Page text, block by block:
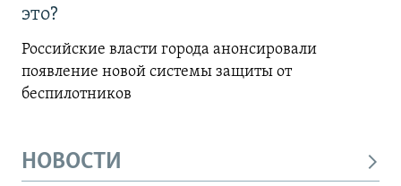
это?
Российские власти города анонсировали
появление новой системы защиты от
беспилотников
НОВОСТИ